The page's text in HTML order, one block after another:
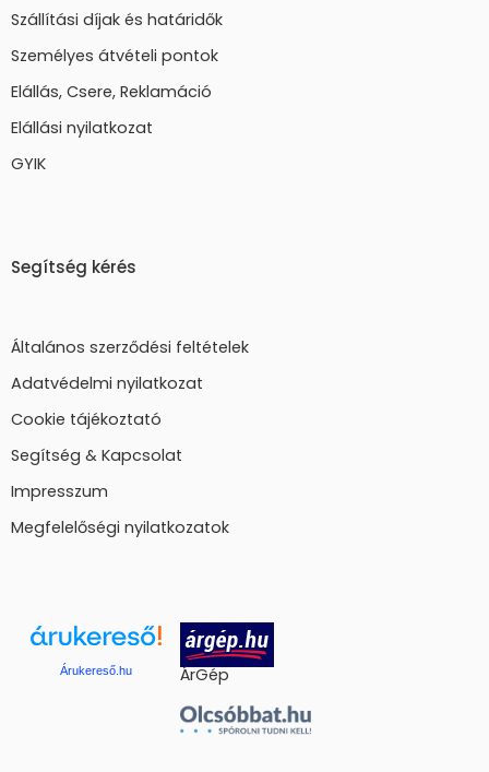
Szállítási díjak és határidők
Személyes átvételi pontok
Elállás, Csere, Reklamáció
Elállási nyilatkozat
GYIK
Segítség kérés
Általános szerződési feltételek
Adatvédelmi nyilatkozat
Cookie tájékoztató
Segítség & Kapcsolat
Impresszum
Megfelelőségi nyilatkozatok
Árukereső.hu ÁrGép